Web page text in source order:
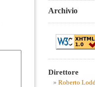
Archivio
Direttore
Roberto